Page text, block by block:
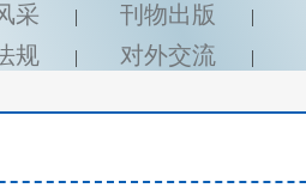
采 | 刊物出版 |
规 | 对外交流
|